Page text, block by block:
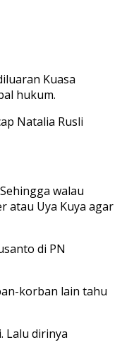
Kuasa
hukum.
Natalia Rusli
walau
atau Uya Kuya agar
di PN
korban lain tahu
Lalu dirinya